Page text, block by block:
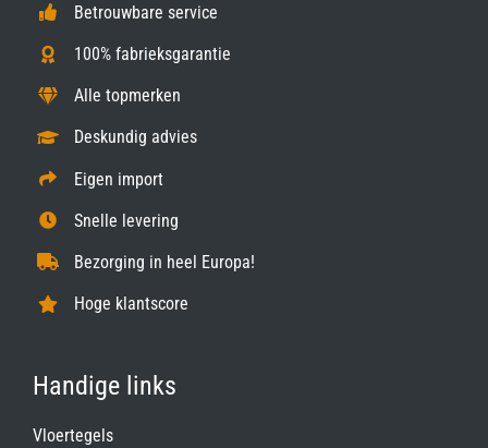
Betrouwbare service
100% fabrieksgarantie
Alle topmerken
Deskundig advies
Eigen import
Snelle levering
Bezorging in heel Europa!
Hoge klantscore
Handige links
Vloertegels